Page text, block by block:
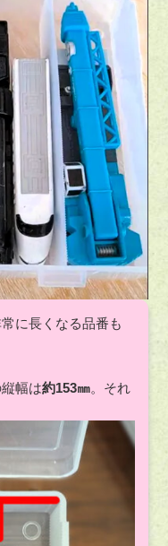
に長くなる品番も
幅は約153㎜。それ